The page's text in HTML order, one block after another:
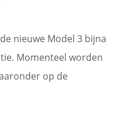
nieuwe Model 3 bijna
Momenteel worden
op de